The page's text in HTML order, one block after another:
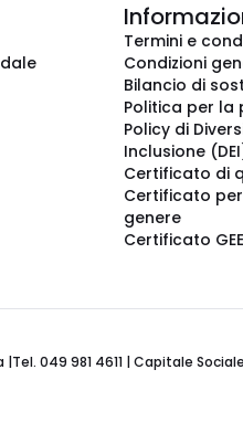
Termini e
Condizioni
Bilancio di
Politica per la
Policy di
Inclusione
Certificato di
Certificato
genere
Certificato
049 981 4611 | Capitale